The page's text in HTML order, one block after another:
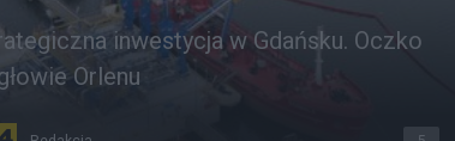
inwestycja w Gdańsku. Oczko
Orlenu